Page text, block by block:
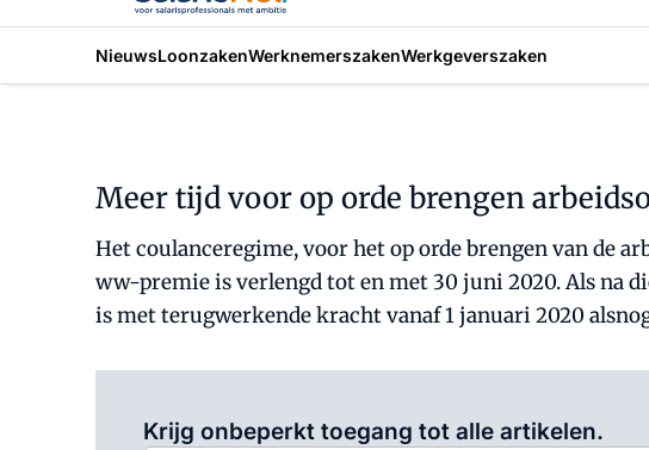
NieuwsLoonzakenWerknemerszakenWerkgeverszaken
Meer tijd voor op orde brengen
Het coulanceregime, voor het op orde brengen van de
ww-premie is verlengd tot en met 30 juni 2020. Als na
is met terugwerkende kracht vanaf 1 januari 2020
Krijg onbeperkt toegang tot alle artikelen.